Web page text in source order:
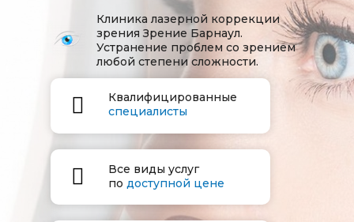
Клиника лазерной коррекции
зрения Зрение Барнаул.
Устранение проблем со зрением
любой степени сложности.
Квалифицированные
специалисты
Все виды услуг
по доступной цене